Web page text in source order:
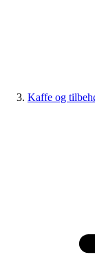
Kaffe og